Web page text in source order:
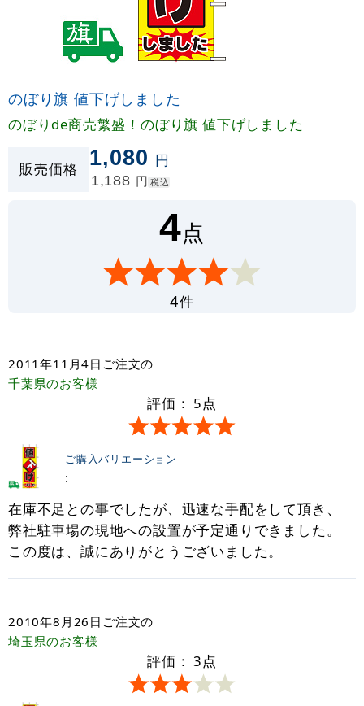
のぼり旗 値下げしました
のぼりde商売繁盛！のぼり旗 値下げしました
販売価格 1,080 円
1,188 円 税込
4点
4件
2011年11月4日 ご注文の
千葉県のお客様
評価： 5点
ご購入バリエーション
:
在庫不足との事でしたが、迅速な手配をして頂き、
弊社駐車場の現地への設置が予定通りできました。
この度は、誠にありがとうございました。
2010年8月26日 ご注文の
埼玉県のお客様
評価： 3点